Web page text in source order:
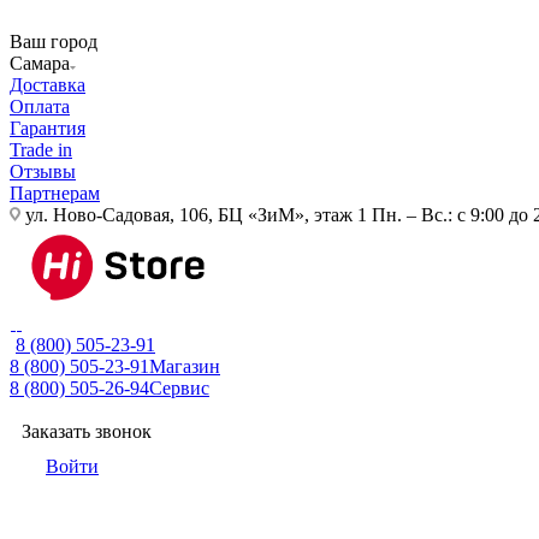
Ваш город
Самара
Доставка
Оплата
Гарантия
Trade in
Отзывы
Партнерам
ул. Ново-Садовая, 106, БЦ «ЗиМ», этаж 1 Пн. – Вс.: с 9:00 до
8 (800) 505-23-91
8 (800) 505-23-91Магазин
8 (800) 505-26-94Сервис
Заказать звонок
Войти